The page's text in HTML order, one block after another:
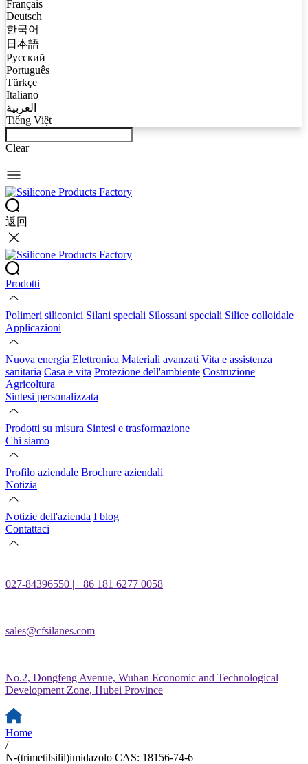
Français
Deutsch
한국어
日本語
Русский
Português
Türkçe
Italiano
العربية
Tiếng Việt
Clear
返回
Prodotti
Polimeri siliconici Silani speciali Silossani speciali Silice colloidale
Applicazioni
Nuova energia Elettronica Materiali avanzati Vita e assistenza
sanitaria Casa e vita Protezione dell'ambiente Costruzione
Agricoltura
Sintesi personalizzata
Prodotti su misura Sintesi e trasformazione
Chi siamo
Profilo aziendale Brochure aziendali
Notizia
Notizie dell'azienda I blog
Contattaci
027-84396550 | +86 181 6277 0058
sales@cfsilanes.com
No.2, Dongfeng Avenue, Wuhan Economic and Technological
Development Zone, Hubei Province
Home
/
N-(trimetilsilil)imidazolo CAS: 18156-74-6